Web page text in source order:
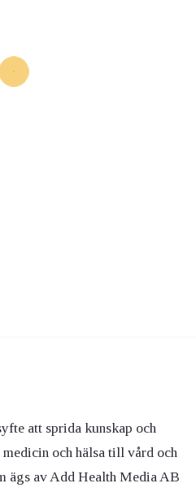
att sprida kunskap och
och hälsa till vård och
ägs av Add Health Media AB